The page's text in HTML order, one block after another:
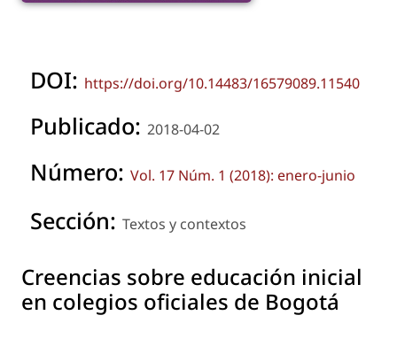
DOI: https://doi.org/10.14483/16579089.11540
Publicado: 2018-04-02
Número: Vol. 17 Núm. 1 (2018): enero-junio
Sección: Textos y contextos
Creencias sobre educación inicial
en colegios oficiales de Bogotá